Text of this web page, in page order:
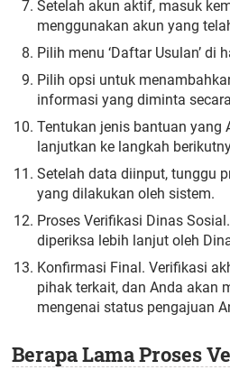
Setelah akun aktif, masuk
menggunakan akun yang
Pilih menu ‘Daftar Usulan’ di
Pilih opsi untuk
informasi yang diminta
Tentukan jenis bantuan yang
lanjutkan ke langkah
Setelah data diinput, tunggu
yang dilakukan oleh sistem.
Proses Verifikasi Dinas
diperiksa lebih lanjut oleh
Konfirmasi Final. Verifikasi
pihak terkait, dan Anda akan
mengenai status pengajuan
Berapa Lama Proses